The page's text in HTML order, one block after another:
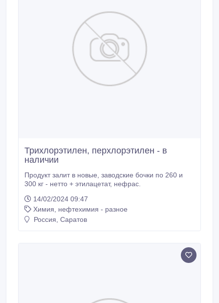
Трихлорэтилен, перхлорэтилен - в
наличии
Продукт залит в новые, заводские бочки по 260 и
300 кг - нетто + этилацетат, нефрас.
14/02/2024 09:47
Химия, нефтехимия - разное
Россия, Саратов